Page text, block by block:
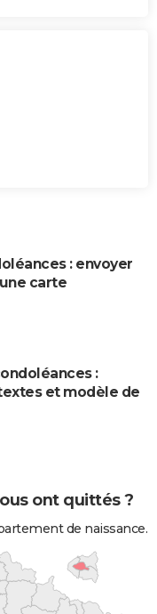
: envoyer
carte
:
et modèle de
ont quittés ?
de naissance.